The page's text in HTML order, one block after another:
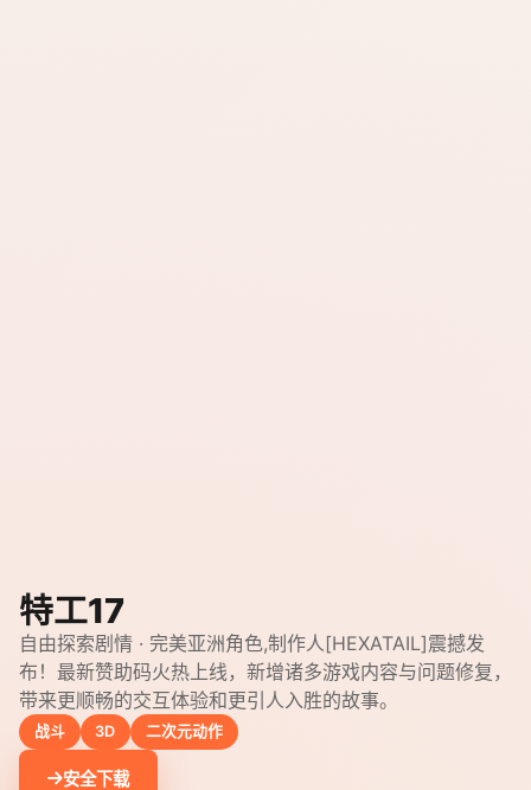
特工17
自由探索剧情 · 完美亚洲角色,制作人[HEXATAIL]震撼发
布！最新赞助码火热上线，新增诸多游戏内容与问题修复，
带来更顺畅的交互体验和更引人入胜的故事。
战斗 3D 二次元动作
安全下载